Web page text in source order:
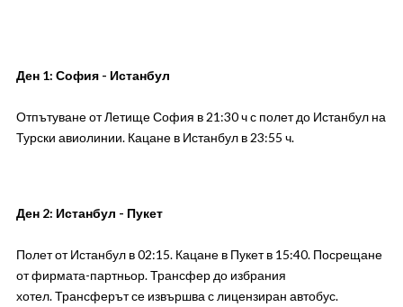
Ден 1: София - Истанбул
Отпътуване от Летище София в 21:30 ч с полет до Истанбул на
Турски авиолинии. Кацане в Истанбул в 23:55 ч.
Ден 2: Истанбул - Пукет
Полет от Истанбул в 02:15. Кацане в Пукет в 15:40. Посрещане
от фирмата-партньор. Трансфер до избрания
хотел. Трансферът се извършва с лицензиран автобус.